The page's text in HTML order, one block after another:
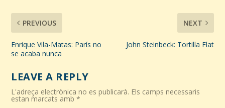
PREVIOUS
Enrique Vila-Matas: París no
se acaba nunca
NEXT
John Steinbeck: Tortilla Flat
LEAVE A REPLY
L'adreça electrònica no es publicarà. Els camps necessaris
estan marcats amb*